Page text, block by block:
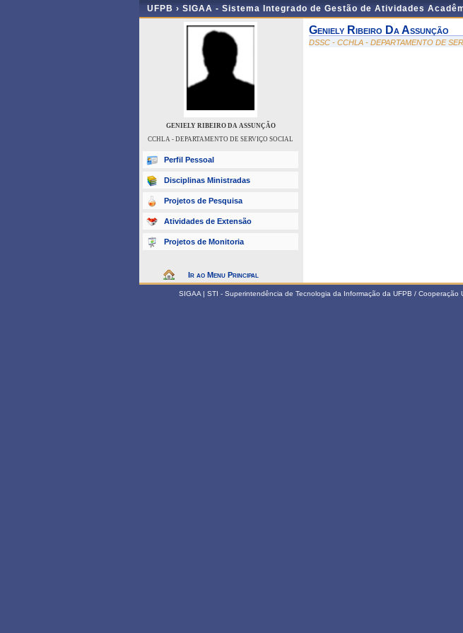
UFPB › SIGAA - Sistema Integrado de Gestão de Atividades
GENIELY RIBEIRO DA ASSUNÇÃO
CCHLA - DEPARTAMENTO DE SERVIÇO SOCIAL
Perfil Pessoal
Disciplinas Ministradas
Projetos de Pesquisa
Atividades de Extensão
Projetos de Monitoria
Ir ao Menu Principal
Geniely Ribeiro Da Assunção
DSSC - CCHLA - DEPARTAMENTO DE
SIGAA | STI - Superintendência de Tecnologia da Informação da UFPB /